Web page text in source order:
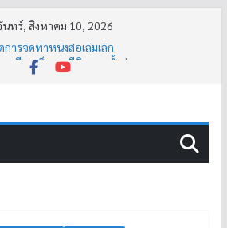
ทร์, สิงหาคม 10, 2026
ารจัดทำหนังสือเล่มเล็ก
รเรียนเป็นกรณีพิเศษ (น้ำท่วม)